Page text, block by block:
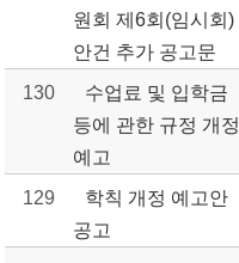
원회 제6회(임시회)
안건 추가 공고문
130
수업료 및 입학금
등에 관한 규정 개정
예고
129
학칙 개정 예고안
공고